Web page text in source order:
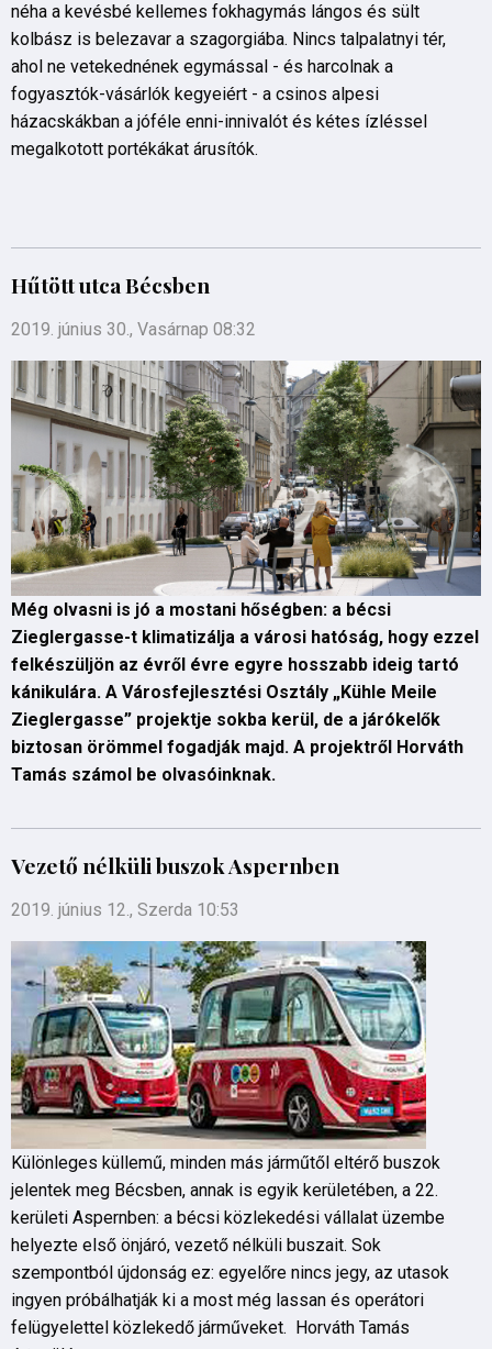
néha a kevésbé kellemes fokhagymás lángos és sült
kolbász is belezavar a szagorgiába. Nincs talpalatnyi tér,
ahol ne vetekednének egymással - és harcolnak a
fogyasztók-vásárlók kegyeiért - a csinos alpesi
házacskákban a jóféle enni-innivalót és kétes ízléssel
megalkotott portékákat árusítók.
Hűtött utca Bécsben
2019. június 30., Vasárnap 08:32
Még olvasni is jó a mostani hőségben: a bécsi
Zieglergasse-t klimatizálja a városi hatóság, hogy ezzel
felkészüljön az évről évre egyre hosszabb ideig tartó
kánikulára. A Városfejlesztési Osztály „Kühle Meile
Zieglergasse” projektje sokba kerül, de a járókelők
biztosan örömmel fogadják majd. A projektről Horváth
Tamás számol be olvasóinknak.
Vezető nélküli buszok Aspernben
2019. június 12., Szerda 10:53
Különleges küllemű, minden más járműtől eltérő buszok
jelentek meg Bécsben, annak is egyik kerületében, a 22.
kerületi Aspernben: a bécsi közlekedési vállalat üzembe
helyezte első önjáró, vezető nélküli buszait. Sok
szempontból újdonság ez: egyelőre nincs jegy, az utasok
ingyen próbálhatják ki a most még lassan és operátori
felügyelettel közlekedő járműveket. Horváth Tamás